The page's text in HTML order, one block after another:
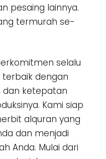
pesaing lainnya.
termurah se-
selalu
dengan
dan ketepatan
Kami siap
alquran yang
dan menjadi
Anda. Mulai dari